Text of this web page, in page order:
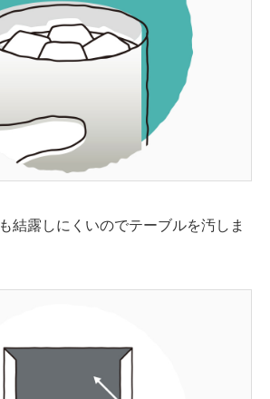
結露しにくいのでテーブルを汚しま